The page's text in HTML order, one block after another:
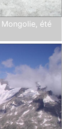
été